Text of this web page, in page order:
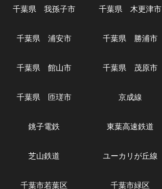
千葉県 我孫子市 千葉県 木更津市
千葉県 浦安市 千葉県 勝浦市
千葉県 館山市 千葉県 茂原市
千葉県 匝瑳市 京成線
銚子電鉄 東葉高速鉄道
芝山鉄道 ユーカリが丘線
千葉市若葉区 千葉市緑区